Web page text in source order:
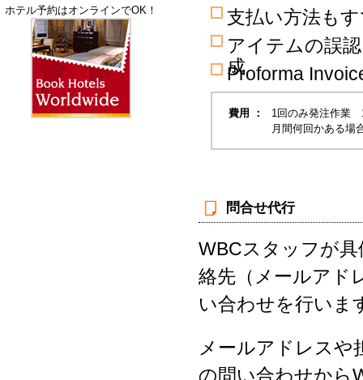
支払い方法も
アイテムの誤
成
Proforma
費用 ：
1回のみ発注作業
月間何回かある場
問合せ代行
WBCスタッフが
絡先（メールアド
い合わせを行いま
メールアドレスや
の問い合わせから
ホテル予約はオンラインでOK！